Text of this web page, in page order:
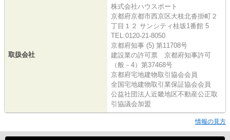
取扱会社
株式会社ハウスポート
京都府京都市西京区大枝北沓掛町２
丁目１２ サンシティ桂坂1番館 5
TEL:0120-21-8050
京都府知事 (5) 第11708号
建設業の許可票 京都府知事許可
（般－4）第37468号
京都府宅地建物取引協会会員
全国宅地建物取引業保証協会会員
公益社団法人近畿地区不動産公正取
引協議会加盟
情報の見方